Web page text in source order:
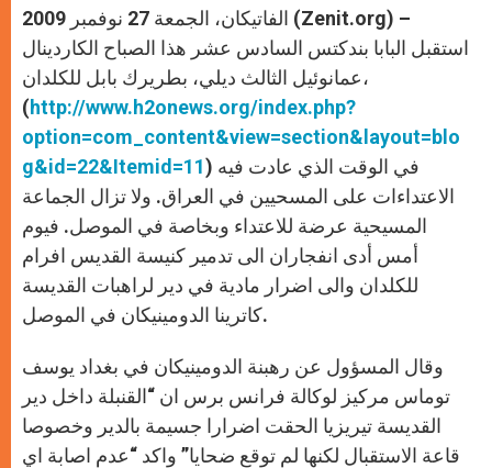
p
p
g
e
r
o
k
الفاتيكان، الجمعة 27 نوفمبر 2009 (Zenit.org) –
استقبل البابا بندكتس السادس عشر هذا الصباح الكاردينال
عمانوئيل الثالث ديلي، بطريرك بابل للكلدان،
(http://www.h2onews.org/index.php?
option=com_content&view=section&layout=blo
g&id=22&Itemid=11) في الوقت الذي عادت فيه
الاعتداءات على المسحيين في العراق. ولا تزال الجماعة
المسيحية عرضة للاعتداء وبخاصة في الموصل. فيوم
أمس أدى انفجاران الى تدمير كنيسة القديس افرام
للكلدان والى اضرار مادية في دير لراهبات القديسة
كاترينا الدومينيكان في الموصل.
وقال المسؤول عن رهبنة الدومينيكان في بغداد يوسف
توماس مركيز لوكالة فرانس برس ان “القنبلة داخل دير
القديسة تيريزيا الحقت اضرارا جسيمة بالدير وخصوصا
قاعة الاستقبال لكنها لم توقع ضحايا” واكد “عدم اصابة اي